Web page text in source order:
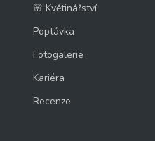
🌸 Květinářství
Poptávka
Fotogalerie
Kariéra
Recenze